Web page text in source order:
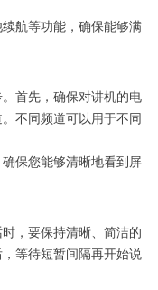
航等功能，确保能够满
首先，确保对讲机的电
不同频道可以用于不同
保您能够清晰地看到屏
，要保持清晰、简洁的
等待短暂间隔再开始说